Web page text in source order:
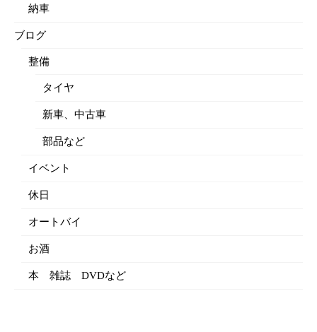
納車
ブログ
整備
タイヤ
新車、中古車
部品など
イベント
休日
オートバイ
お酒
本 雑誌 DVDなど